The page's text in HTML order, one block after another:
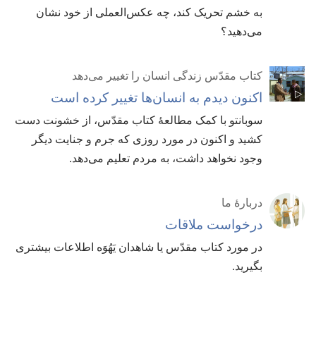
به خشم تحریک کند،‏ چه عکس‌العملی از خود نشان
می‌دهید؟‏
کتاب مقدّس زندگی انسان را تغییر می‌دهد
اکنون دیدم به انسان‌ها تغییر کرده است
سوبانتو با کمک مطالعهٔ کتاب مقدّس،‏ از خشونت دست
کشید و اکنون در مورد روزی که جرم و جنایت دیگر
وجود نخواهد داشت،‏ به مردم تعلیم می‌دهد.‏
دربارهٔ ما
درخواست ملاقات
در مورد کتاب مقدّس یا شاهدان یَهُوَه اطلاعات بیشتری
بگیرید.‏